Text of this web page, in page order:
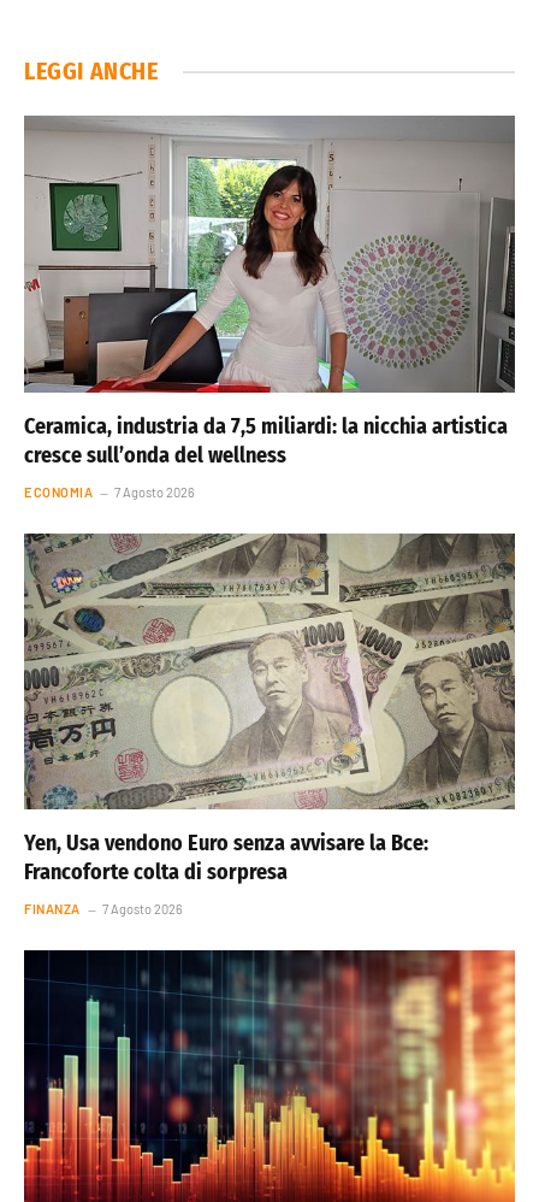
LEGGI ANCHE
Ceramica, industria da 7,5 miliardi: la nicchia artistica
cresce sull’onda del wellness
ECONOMIA 7 Agosto 2026
Yen, Usa vendono Euro senza avvisare la Bce:
Francoforte colta di sorpresa
FINANZA 7 Agosto 2026